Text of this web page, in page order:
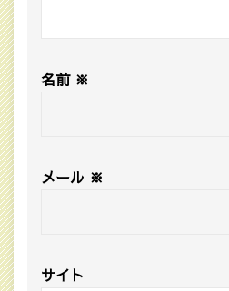
名前 ※
メール ※
サイト